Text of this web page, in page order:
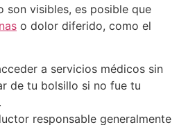
son visibles, es posible que
o dolor diferido, como el
a servicios médicos sin
de tu bolsillo si no fue tu
responsable generalmente